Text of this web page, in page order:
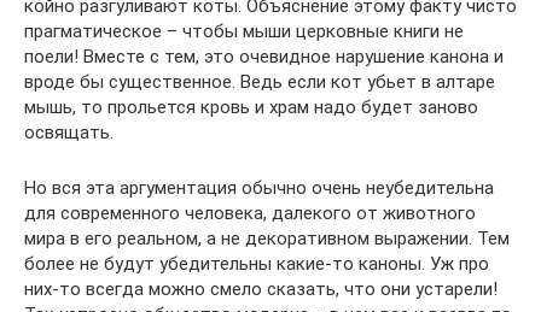
койно раз­гу­ли­вают коты. Объ­яс­не­ние этому факту чисто
праг­ма­ти­че­ское – чтобы мыши цер­ков­ные книги не
поели! Вместе с тем, это оче­вид­ное нару­ше­ние канона и
вроде бы суще­ствен­ное. Ведь если кот убьет в алтаре
мышь, то про­льется кровь и храм надо будет заново
освя­щать.
Но вся эта аргу­мен­та­ция обычно очень неубе­ди­тельна
для совре­мен­ного чело­века, дале­кого от живот­ного
мира в его реаль­ном, а не деко­ра­тив­ном выра­же­нии. Тем
более не будут убе­ди­тельны какие-то каноны. Уж про
них-то всегда можно смело ска­зать, что они уста­рели!